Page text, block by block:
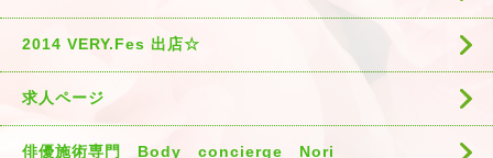
2014 VERY.Fes 出店☆
求人ページ
俳優施術専門 Body concierge Nori